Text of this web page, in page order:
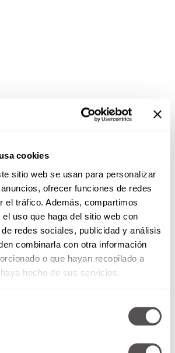
cookies
sitio web se usan para personalizar
ofrecer funciones de redes
el tráfico. Además, compartimos
uso que haga del sitio web con
redes sociales, publicidad y análisis
combinarla con otra información
o que hayan recopilado a
hecho de sus servicios.
exageradas, pero hoy
científicas de que algunos sí
Y se convierte en un dilema
padre llenarte de sentimientos
negativos. Este es el dilema
hacer con esos sentimientos.
si es tu caso, que
altamente sensibles y que es
enojados y hasta